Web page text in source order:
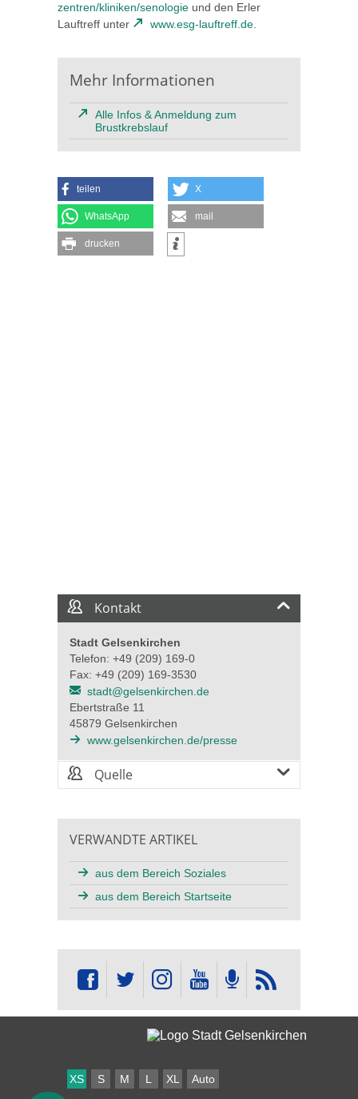
zentren/kliniken/senologie und den Erler
Lauftreff unter
www.esg-lauftreff.de
Mehr Informationen
Alle Infos & Anmeldung zum
Brustkrebslauf
teilen X
WhatsApp mail
drucken
Kontakt
Stadt Gelsenkirchen
Telefon: +49 (209) 169-0
Fax: +49 (209) 169-3530
stadt@gelsenkirchen.de
Ebertstraße 11
45879 Gelsenkirchen
www.gelsenkirchen.de/presse
Quelle
VERWANDTE ARTIKEL
aus dem Bereich Soziales
aus dem Bereich Startseite
XS S M L XL Auto